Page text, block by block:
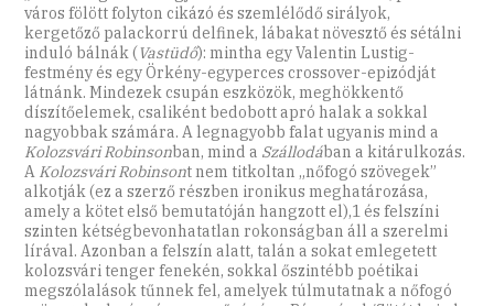
város fölött folyton cikázó és szemlélődő sirályok,
kergetőző palackorrú delfinek, lábakat növesztő és sétálni
induló bálnák (Vastüdő): mintha egy Valentin Lustig-
festmény és egy Örkény-egyperces crossover-epizódját
látnánk. Mindezek csupán eszközök, meghökkentő
díszítőelemek, csaliként bedobott apró halak a sokkal
nagyobbak számára. A legnagyobb falat ugyanis mind a
Kolozsvári Robinsonban, mind a Szállodában a kitárulkozás.
A Kolozsvári Robinsont nem titkoltan „nőfogó szövegek”
alkotják (ez a szerző részben ironikus meghatározása,
amely a kötet első bemutatóján hangzott el),1 és felszíni
szinten kétségbevonhatatlan rokonságban áll a szerelmi
lírával. Azonban a felszín alatt, talán a sokat emlegetett
kolozsvári tenger fenekén, sokkal őszintébb poétikai
megszólalások tűnnek fel, amelyek túlmutatnak a nőfogó